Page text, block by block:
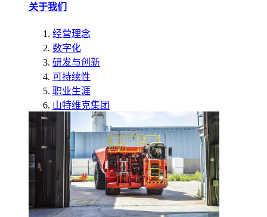
关于我们
经营理念
数字化
研发与创新
可持续性
职业生涯
山特维克集团